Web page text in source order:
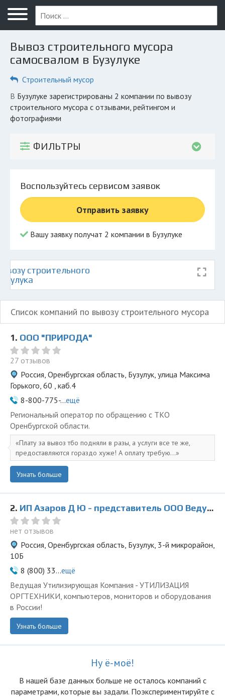
Меню
Главная
Вопрос юристу
Компании
КОМПАНИЯМ
© 2026 Все права защищены
Вывоз строительного мусора
самосвалом в Бузулуке
Строительный мусор
в Бузулуке зарегистрированы 2 компании по вывозу
строительного мусора с отзывами, рейтингом и
фотографиями
ФИЛЬТРЫ
Воспользуйтесь сервисом заявок
Отправить заявку
Вашу заявку получат 2 компании в Бузулуке
строительного
Список компаний по вывозу строительного мусора
1. ООО "ПРИРОДА"
27 отзывов
Россия, Оренбургская область, Бузулук, улица Максима
Горького, 60 , каб.4
8-800-775-...ещё
Региональный оператор по обращению с ТКО
Оренбургской области.
Плату за вывоз тбо подняли в разы, а услуги все те же,
предоставляются гораздо хуже! А оплату требую...
Узнать больше
2. ИП Азаров Д Ю - представитель ООО Ведущая Утилизирующая Компания
нет отзывов
Россия, Оренбургская область, Бузулук, 3-й микрорайон,
10Б
8 (800) 33...ещё
Ведущая Утилизирующая Компания - УТИЛИЗАЦИЯ
ОРГТЕХНИКИ, компьютеров, мониторов и оборудования
в России!
Узнать больше
Ну ё-моё!
В нашей базе данных больше не осталоcь компаний с
параметрами, которые вы задали. Поэкспериментируйте с